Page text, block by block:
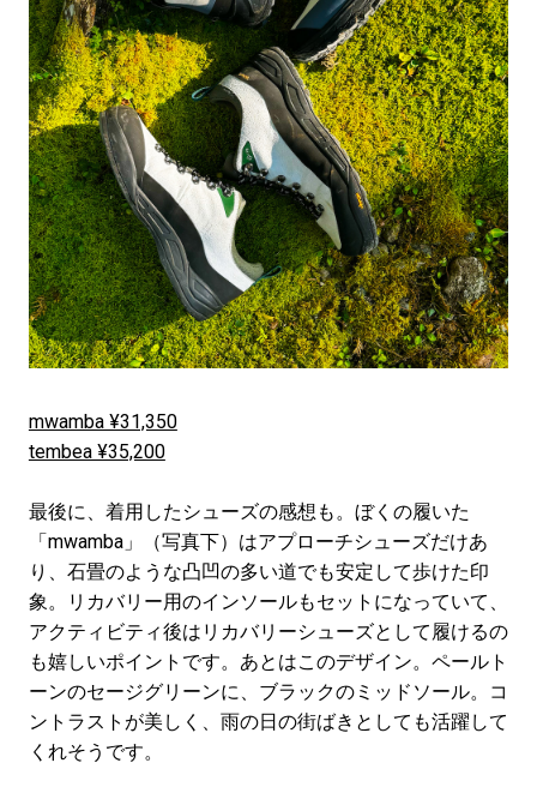
mwamba ¥31,350
tembea ¥35,200
最後に、着用したシューズの感想も。ぼくの履いた
「mwamba」（写真下）はアプローチシューズだけあ
り、石畳のような凸凹の多い道でも安定して歩けた印
象。リカバリー用のインソールもセットになっていて、
アクティビティ後はリカバリーシューズとして履けるの
も嬉しいポイントです。あとはこのデザイン。ペールト
ーンのセージグリーンに、ブラックのミッドソール。コ
ントラストが美しく、雨の日の街ばきとしても活躍して
くれそうです。